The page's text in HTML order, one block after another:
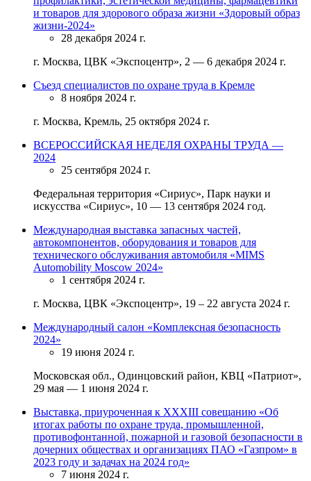
и товаров для здорового образа жизни «Здоровый образ
жизни-2024»
28 декабря 2024 г.
г. Москва, ЦВК «Экспоцентр», 2 — 6 декабря 2024 г.
Съезд специалистов по охране труда в Кремле
8 ноября 2024 г.
г. Москва, Кремль, 25 октября 2024 г.
ВСЕРОССИЙСКАЯ НЕДЕЛЯ ОХРАНЫ ТРУДА —
2024
25 сентября 2024 г.
Федеральная территория «Сириус», Парк науки и
искусства «Сириус», 10 — 13 сентября 2024 год.
Международная выставка запасных частей,
автокомпонентов, оборудования и товаров для
технического обслуживания автомобиля «MIMS
Automobility Moscow 2024»
1 сентября 2024 г.
г. Москва, ЦВК «Экспоцентр», 19 – 22 августа 2024 г.
Международный салон «Комплексная безопасность
2024»
19 июня 2024 г.
Московская обл., Одинцовский район, КВЦ «Патриот»,
29 мая — 1 июня 2024 г.
Выставка, приуроченная к XXXIII совещанию «Об
итогах работы по охране труда, промышленной,
противофонтанной, пожарной и газовой безопасности в
дочерних обществах и организациях ПАО «Газпром» в
2023 году и задачах на 2024 год»
7 июня 2024 г.